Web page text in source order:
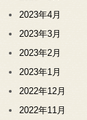
2023年4月
2023年3月
2023年2月
2023年1月
2022年12月
2022年11月